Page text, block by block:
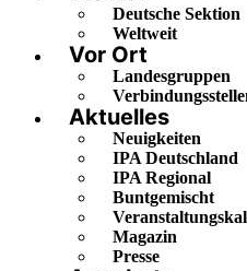
Deutsche Sektion
Weltweit
Vor Ort
Landesgruppen
Aktuelles
Neuigkeiten
IPA Deutschland
IPA Regional
Buntgemischt
Magazin
Presse